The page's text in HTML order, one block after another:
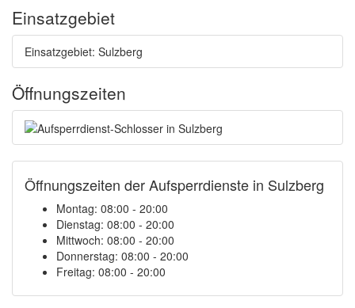
Einsatzgebiet
Einsatzgebiet: Sulzberg
Öffnungszeiten
Öffnungszeiten der Aufsperrdienste in Sulzberg
Montag: 08:00 - 20:00
Dienstag: 08:00 - 20:00
Mittwoch: 08:00 - 20:00
Donnerstag: 08:00 - 20:00
Freitag: 08:00 - 20:00